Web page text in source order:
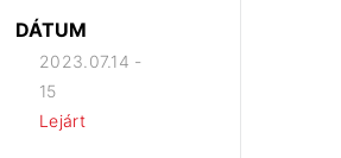
DÁTUM
2023.07.14 -
15
Lejárt